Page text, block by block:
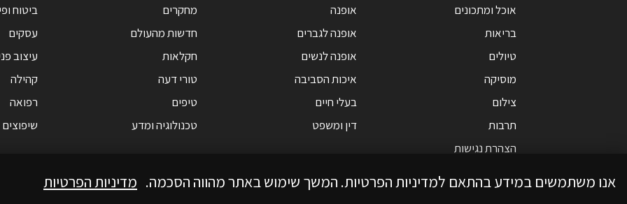
אוכל ומתכונים
בריאות
טיולים
מוסיקה
צילום
תרבות
הצהרת נגישות
אופנה
אופנה לגברים
אופנה לנשים
איכות הסביבה
בעלי חיים
דין ומשפט
מחקרים
חדשות מהעולם
חקלאות
טורי דעה
טיפים
טכנולוגיה ומדע
ביטוח
עסקים
עיצוב
קהילה
רפואה
שיפוצים
אנו משתמשים במידע בהתאם למדיניות הפרטיות. המשך שימוש באתר מהווה הסכמה. מדיניות הפרטיות